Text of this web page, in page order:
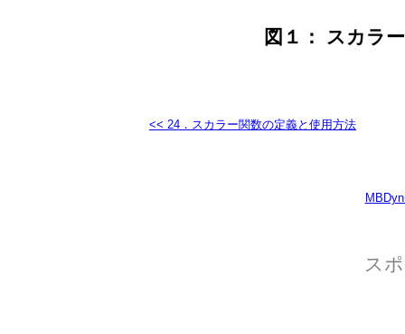
図１： スカラ
<< 24．スカラー関数の定義と使用方法
ス